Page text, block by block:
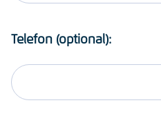
Telefon (optional):